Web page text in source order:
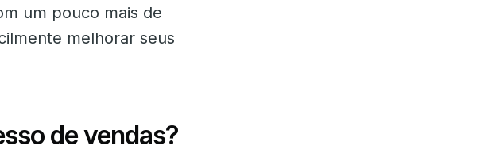
um pouco mais de
melhorar seus
de vendas?